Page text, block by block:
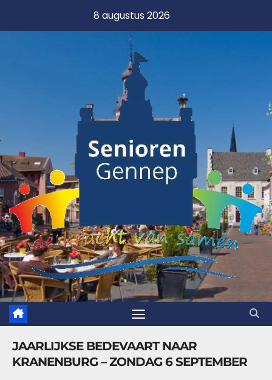
8 augustus 2026
JAARLIJKSE BEDEVAART NAAR
KRANENBURG – ZONDAG 6 SEPTEMBER